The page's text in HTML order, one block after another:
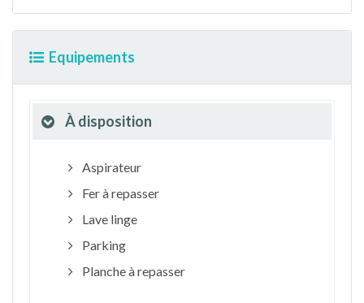
Equipements
À disposition
Aspirateur
Fer à repasser
Lave linge
Parking
Planche à repasser